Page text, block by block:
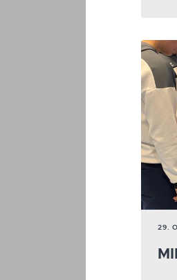
29.